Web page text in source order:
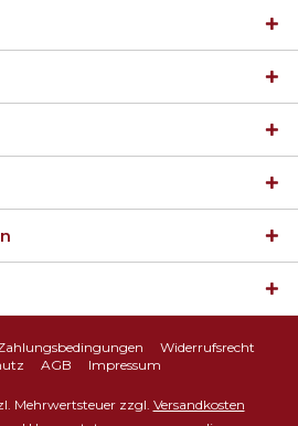
Widerrufsrecht
AGB Impressum
Mehrwertsteuer zzgl. Versandkosten